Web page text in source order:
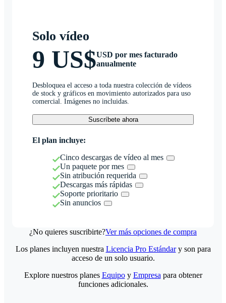
Solo vídeo
9 US$USD por mes facturado
anualmente
Desbloquea el acceso a toda nuestra colección de vídeos
de stock y gráficos en movimiento autorizados para uso
comercial. Imágenes no incluidas.
Suscríbete ahora
El plan incluye:
Cinco descargas de vídeo al mes
Un paquete por mes
Sin atribución requerida
Descargas más rápidas
Soporte prioritario
Sin anuncios
¿No quieres suscribirte?Ver más opciones de compra
Los planes incluyen nuestra Licencia Pro Estándary son para
acceso de un solo usuario.
Explore nuestros planes Equipoy Empresa para obtener
funciones adicionales.